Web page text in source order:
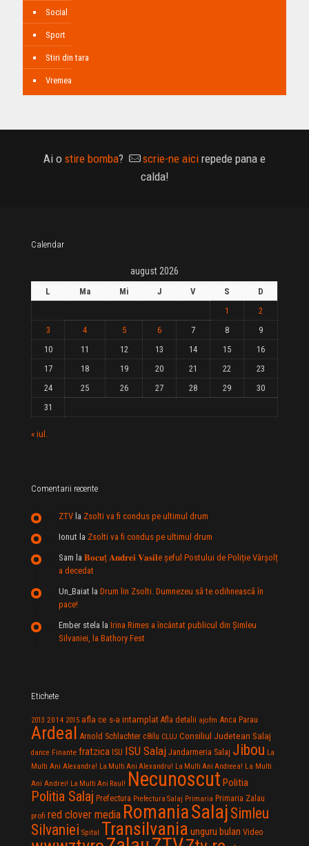
Social
Sport
Stiri din tara
Vremea
Ai o stire bomba? scrie-ne aici repede pana e
calda!
Calendar
august 2026
L Ma Mi J V S
D
1
2
3
4 5 6 7 8
9
10
11 12 13 14 15
16
17
18 19 20 21 22
23
24
25 26 27 28 29
30
31
« iul.
Comentarii recente
ZTV la Zsolti va fi condus pe ultimul drum
Ionut la Zsolti va fi condus pe ultimul drum
Sam la 𝐁𝐨𝐜𝐮ț 𝐀𝐧𝐝𝐫𝐞𝐢 𝐕𝐚𝐬𝐢𝐥e şeful Postului de Poliție Vârșolț
a decedat
Un_Baiat la Drum lin Zsolti. Dumnezeu sã te odihneascã în
pace!
Ember stela la Irina Rimes a încântat publicul din Şimleu
Silvaniei, la Bathory Fest
Etichete
2013 2014 2015 afla ce s-a intamplat Afla detalii ajofm Anca Parau
Ardeal Arnold Schlachter c8ilu CLUJ Consiliul Judetean Salaj
dance Finante fratzica ISU ISU Salaj Jandarmeria Salaj Jibou La
Multi Ani Alexandra! La Multi Ani Alexandru! La Multi Ani Andreea! La Multi
Ani Andrei! La Multi Ani Raul! Necunoscut Politia
Politia Salaj Prefectura Prefectura Salaj Primaria Primaria Zalau
profi red clover media RomaniaSalaj Simleu
Silvaniei Spital Transilvania unguru bulan Video